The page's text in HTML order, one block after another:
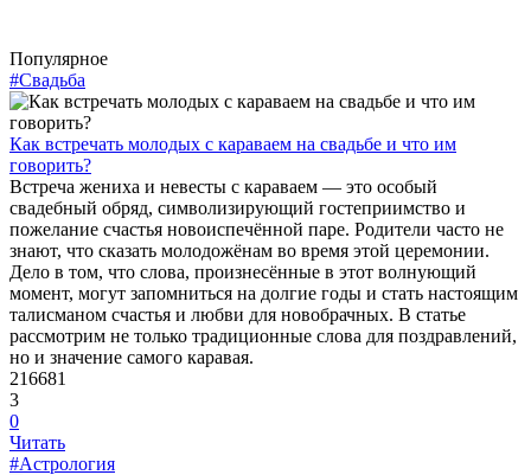
Популярное
#Свадьба
Как встречать молодых с караваем на свадьбе и что им
говорить?
Встреча жениха и невесты с караваем — это особый
свадебный обряд, символизирующий гостеприимство и
пожелание счастья новоиспечённой паре. Родители часто не
знают, что сказать молодожёнам во время этой церемонии.
Дело в том, что слова, произнесённые в этот волнующий
момент, могут запомниться на долгие годы и стать настоящим
талисманом счастья и любви для новобрачных. В статье
рассмотрим не только традиционные слова для поздравлений,
но и значение самого каравая.
216681
3
0
Читать
#Астрология